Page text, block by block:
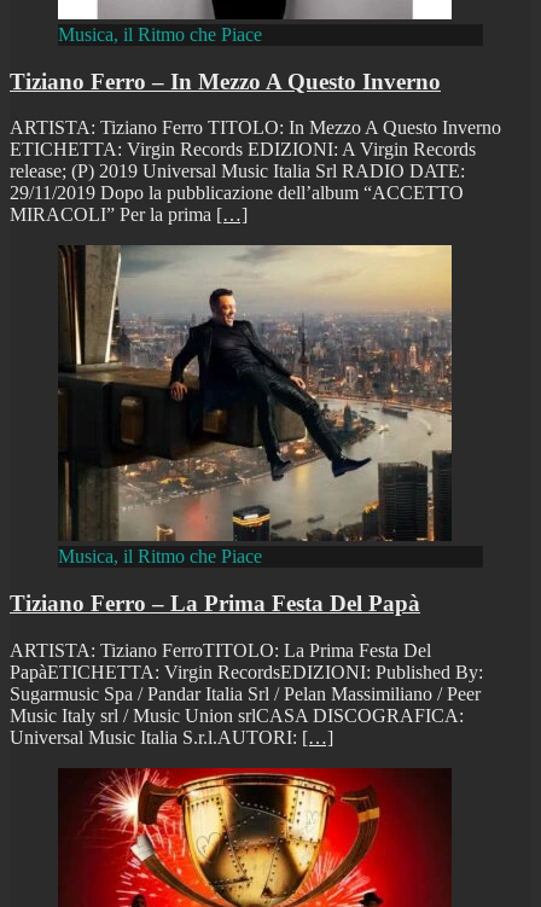
Musica, il Ritmo che Piace
Tiziano Ferro – In Mezzo A Questo Inverno
ARTISTA: Tiziano Ferro TITOLO: In Mezzo A Questo Inverno
ETICHETTA: Virgin Records EDIZIONI: A Virgin Records
release; (P) 2019 Universal Music Italia Srl RADIO DATE:
29/11/2019 Dopo la pubblicazione dell’album “ACCETTO
MIRACOLI” Per la prima […]
Musica, il Ritmo che Piace
Tiziano Ferro – La Prima Festa Del Papà
ARTISTA: Tiziano FerroTITOLO: La Prima Festa Del
PapàETICHETTA: Virgin RecordsEDIZIONI: Published By:
Sugarmusic Spa / Pandar Italia Srl / Pelan Massimiliano / Peer
Music Italy srl / Music Union srlCASA DISCOGRAFICA:
Universal Music Italia S.r.l.AUTORI: […]